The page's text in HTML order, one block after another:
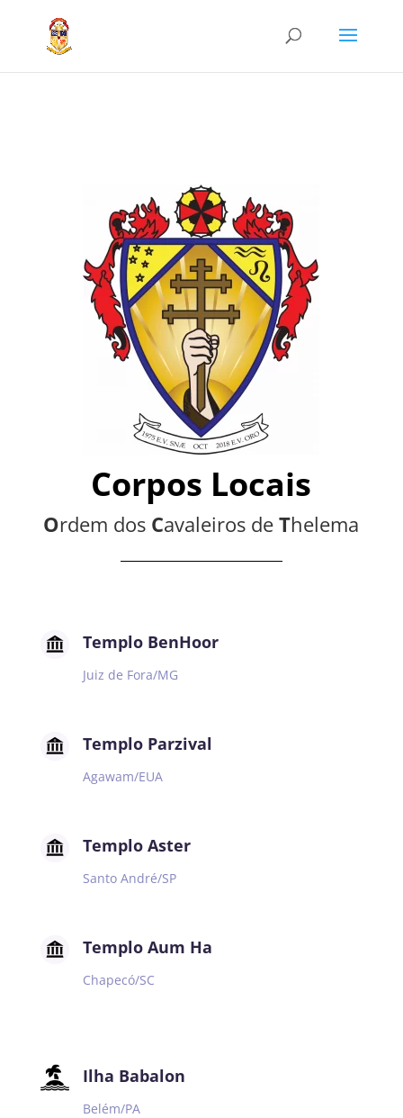
Corpos Locais
Ordem dos Cavaleiros deThelema
Templo BenHoor
Juiz de Fora/MG
Templo Parzival
Agawam/EUA
Templo Aster
Santo André/SP
Templo Aum Ha
Chapecó/SC
Ilha Babalon
Belém/PA